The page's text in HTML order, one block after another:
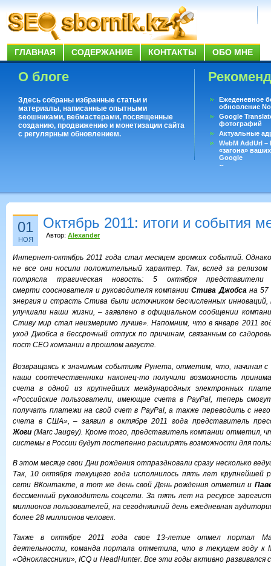
ГЛАВНАЯ СОДЕРЖАНИЕ КОНТАКТЫ ОБО МНЕ
О блоге
Здесь собраны избранные статьи и
материалы, написанные опытными
seoшниками, вебмастерами, посвященные
созданию, продвижению и монетизации сайта
с регулярным обновлением.
Ежеденевное
обновление
Google
фотографий
Актуальные
WebM AddUrl
«загона»
Google
Существует
01
НОЯ
Октябрь 2011: итоги и события
Автор: Alexander
Интернет-октябрь 2011 года стал месяцем громких событий.
не все они носили положительный характер. Так, вслед за
потрясла трагическая новость: 5 октября
смерти сооснователя и руководителя компанииСтива Джобсана 57
энергия и страсть Стива были источником бесчисленных
улучшали наши жизни, – заявлено в официальном сообщении
Стиву мир стал неизмеримо лучше». Напомним, что в январе 2011
уход Джобса в бессрочный отпуск по причинам, связанным со
пост СЕО компании в прошлом августе.
Возвращаясь к значимым событиям Рунета, отметим, что, начиная с
наши соотечественники наконец-тополучили возможность
счета в одной из крупнейших международных электронных
«Российские пользователи, имеющие счета в PayPal, теперь
получать платежи на свой счет в PayPal, а также переводить с него
счета в США», – заявил в октябре 2011 года представитель
Жоги (Marc Jaugey). Кроме того, представитель компании отметил,
системы в России будут постепенно расширять возможности для
В этом месяце свои Дни рождения отпраздновали сразу несколько
Так, 10 октября текущего года исполнилось пять лет крупнейшей
сети ВКонтакте, в тот же день свой День рождения отметил и
бессменный руководитель соцсети. За пять лет на ресурсе
миллионов пользователей, на сегодняшний день ежедневная
более 28 миллионов человек.
Также в октябре 2011 года свое 13-летиеотмел портал
деятельности, команда портала отметила, что в текущем году к
«Одноклассники», ICQ и HeadHunter. Все эти годы активно развивался